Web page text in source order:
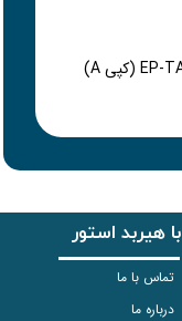
با هیربد استور
تماس با ما
درباره ما